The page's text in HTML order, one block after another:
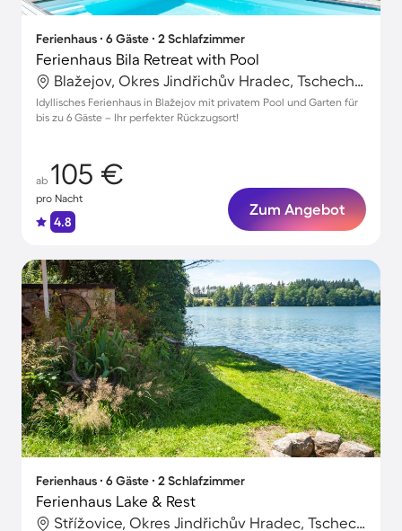
Ferienhaus ∙ 6 Gäste ∙ 2 Schlafzimmer
Ferienhaus Bila Retreat with Pool
Blažejov, Okres Jindřichův Hradec, Tschechische Republik
Idyllisches Ferienhaus in Blažejov mit privatem Pool und Garten für
bis zu 6 Gäste – Ihr perfekter Rückzugsort!
ab 105 €
pro Nacht
4.8
Zum Angebot
Ferienhaus ∙ 6 Gäste ∙ 2 Schlafzimmer
Ferienhaus Lake & Rest
Střížovice, Okres Jindřichův Hradec, Tschechische Republik